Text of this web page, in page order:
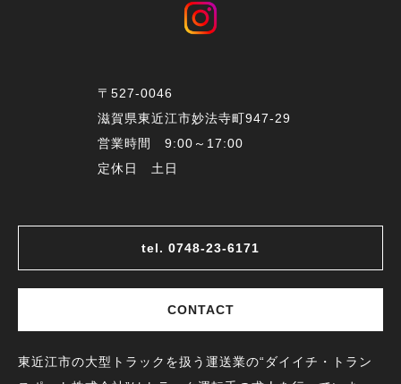
〒527-0046
滋賀県東近江市妙法寺町947-29
営業時間 9:00～17:00
定休日 土日
tel. 0748-23-6171
CONTACT
東近江市の大型トラックを扱う運送業の“ダイイチ・トラン